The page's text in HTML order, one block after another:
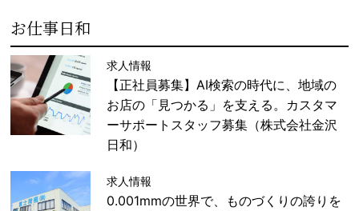
お仕事日和
求人情報
【正社員募集】AI検索の時代に、地域の
お店の「見つかる」を支える。カスタマ
ーサポートスタッフ募集（株式会社金沢
日和）
求人情報
0.001mmの世界で、ものづくりの誇りを